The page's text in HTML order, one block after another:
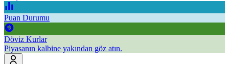
Puan Durumu
Döviz Kurlar
Piyasanın kalbine yakından göz atın.